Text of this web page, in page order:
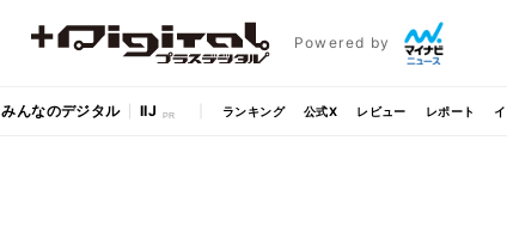
Powered by
みんなのデジタル IIJ ランキング 公式X レビュー レポート